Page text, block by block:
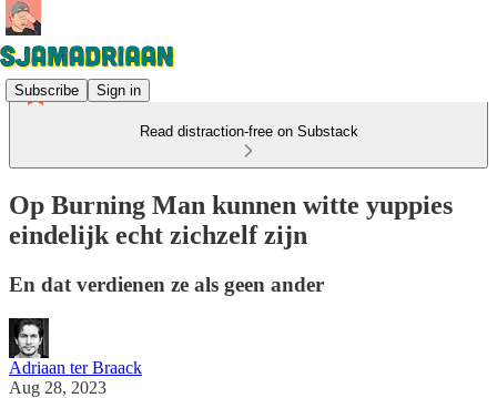
Subscribe Sign in
Read distraction-free on Substack
Op Burning Man kunnen witte yuppies
eindelijk echt zichzelf zijn
En dat verdienen ze als geen ander
Adriaan ter Braack
Aug 28, 2023